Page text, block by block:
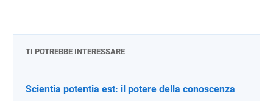
TI POTREBBE INTERESSARE
Scientia potentia est: il potere della conoscenza